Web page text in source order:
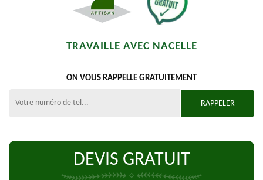
TRAVAILLE AVEC NACELLE
ON VOUS RAPPELLE GRATUITEMENT
DEVIS GRATUIT